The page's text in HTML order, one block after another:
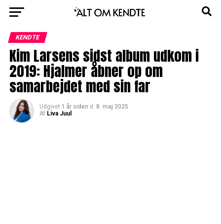
KENDTE
Kim Larsens sidst album udkom i
2019: Hjalmer åbner op om
samarbejdet med sin far
Udgivet 1 år siden d. 8. maj 2025
Af Liva Juul